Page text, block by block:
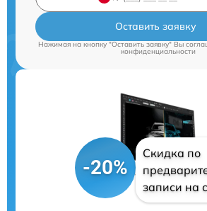
Оставить заявку
Нажимая на кнопку "Оставить заявку" Вы
конфиденциальности
-20%
Скидка по
записи на